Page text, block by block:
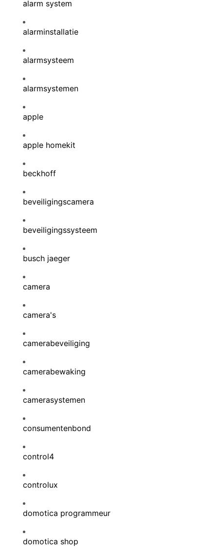
alarm system
alarminstallatie
alarmsysteem
alarmsystemen
apple
apple homekit
beckhoff
beveiligingscamera
beveiligingssysteem
busch jaeger
camera
camera's
camerabeveiliging
camerabewaking
camerasystemen
consumentenbond
control4
controlux
domotica programmeur
domotica shop